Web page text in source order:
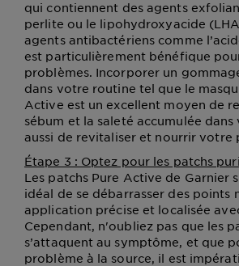
qui contiennent des agents
perlite ou le lipohydroxyacide
agents antibactériens comme
est particulièrement bénéfique
problèmes. Incorporer un
dans votre routine tel que le
Active est un excellent moyen de
sébum et la saleté accumulée dans
aussi de revitaliser et nourrir votre
Étape 3 : Optez pour les patchs
Les patchs Pure Active de Garnier
idéal de se débarrasser des points
application précise et localisée
Cependant, n'oubliez pas que les
s’attaquent au symptôme, et que
problème à la source, il est